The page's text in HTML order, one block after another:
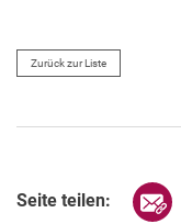
Zurück zur Liste
Seite teilen: